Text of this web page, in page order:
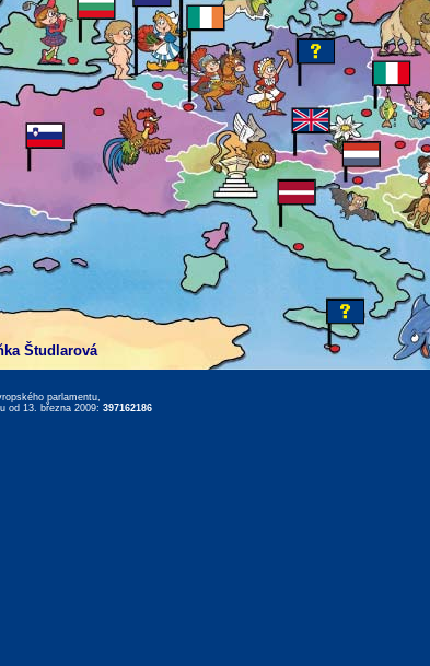
Študlarová
parlamentu,
od 13. března 2009: 397162186